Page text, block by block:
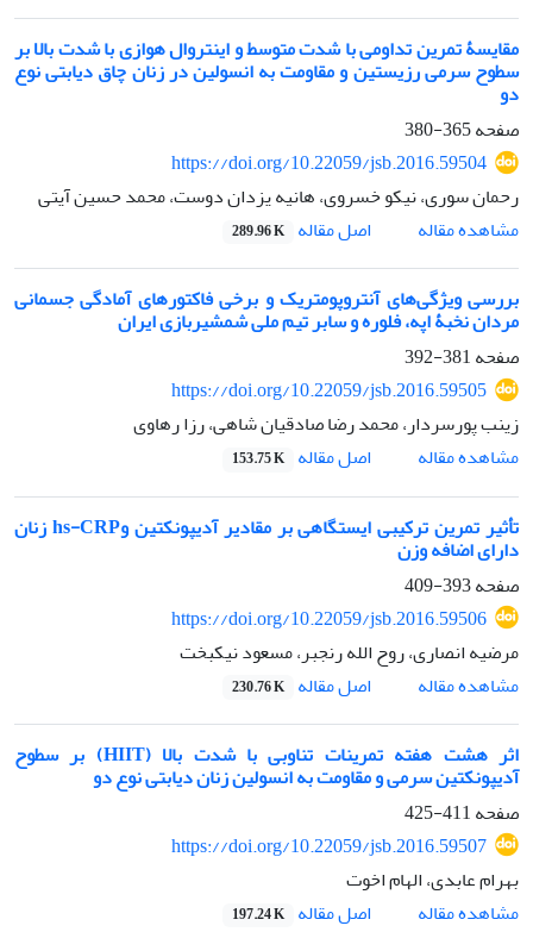
مقایسۀ تمرین تداومی با شدت متوسط و اینتروال هوازی با شدت بالا بر
سطوح سرمی رزیستین و مقاومت به انسولین در زنان چاق دیابتی نوع
دو
صفحه365-380
https://doi.org/10.22059/jsb.2016.59504
رحمان سوری، نیکو خسروی، هانیه یزدان دوست، محمد حسین آیتی
مشاهده مقاله
اصل مقاله 289.96 K
بررسی ویژگی‌های آنتروپومتریک و برخی فاکتورهای آمادگی جسمانی
مردان نخبۀ اپه، فلوره و سابر تیم ملی شمشیربازی ایران
صفحه381-392
https://doi.org/10.22059/jsb.2016.59505
زینب پورسردار، محمد رضا صادقیان شاهی، رزا رهاوی
مشاهده مقاله
اصل مقاله 153.75 K
تأثیر تمرین ترکیبی ایستگاهی بر مقادیر آدیپونکتین وhs-CRP زنان
دارای اضافه وزن
صفحه393-409
https://doi.org/10.22059/jsb.2016.59506
مرضیه انصاری، روح الله رنجبر، مسعود نیکبخت
مشاهده مقاله
اصل مقاله 230.76 K
اثر هشت هفته تمرینات تناوبی با شدت بالا (HIIT) بر سطوح
آدیپونکتین سرمی و مقاومت به انسولین زنان دیابتی نوع دو
صفحه411-425
https://doi.org/10.22059/jsb.2016.59507
بهرام عابدی، الهام اخوت
مشاهده مقاله
اصل مقاله 197.24 K